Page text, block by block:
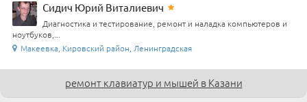
Сидич Юрий Виталиевич
Диагностика и тестирование, ремонт и наладка компьютеров и
ноутбуков,...
Макеевка, Кировский район, Ленинградская
ремонт клавиатур и мышей в Казани